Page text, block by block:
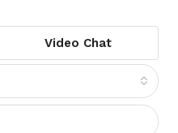
Video Chat